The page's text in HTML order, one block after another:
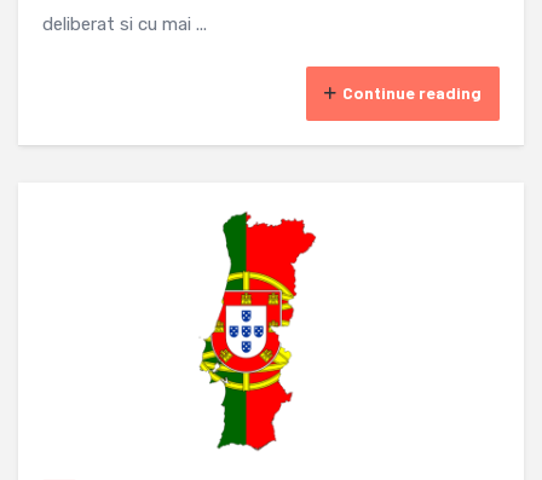
deliberat si cu mai ...
Continue reading